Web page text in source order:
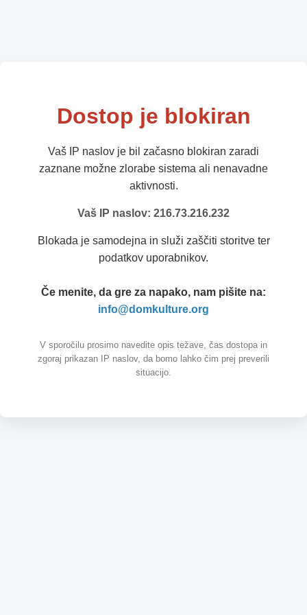
Dostop je blokiran
Vaš IP naslov je bil začasno blokiran zaradi
zaznane možne zlorabe sistema ali nenavadne
aktivnosti.
Vaš IP naslov: 216.73.216.232
Blokada je samodejna in služi zaščiti storitve ter
podatkov uporabnikov.
Če menite, da gre za napako, nam pišite na:
info@domkulture.org
V sporočilu prosimo navedite opis težave, čas dostopa in
zgoraj prikazan IP naslov, da bomo lahko čim prej preverili
situacijo.